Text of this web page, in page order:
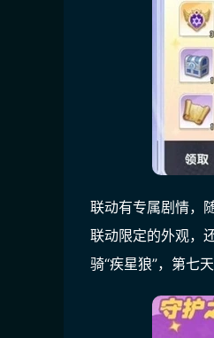
联动有专属剧情，
联动限定的外观，
骑“疾星狼”，第七